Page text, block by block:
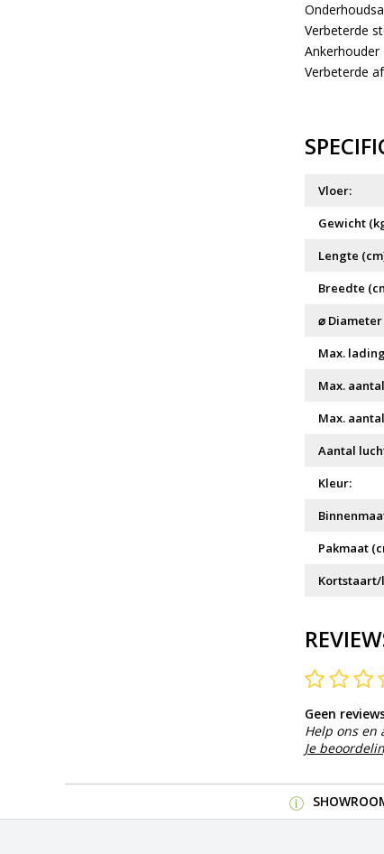
Verbeterde
Ankerhouder
Verbeterde
Vloer:
Gewicht
Lengte
Breedte
⌀ Diameter
Max.
Max.
Max.
Aantal
Kleur:
Pakmaat
Geen
Help ons en
Je